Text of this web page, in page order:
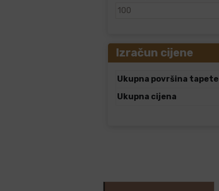
Izračun cijene
Ukupna površina tapete
Ukupna cijena